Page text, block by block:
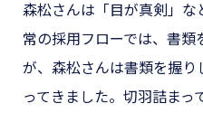
森松さんは「目が真剣」
常の採用フローでは、書類
が、森松さんは書類を握
ってきました。切羽詰まっ